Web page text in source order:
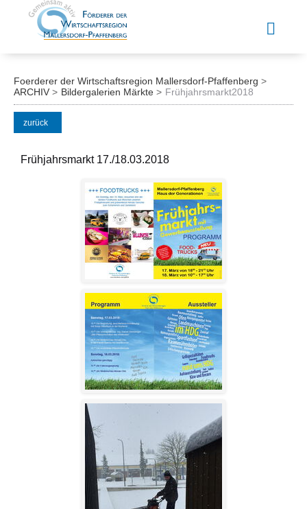
Foerderer der Wirtschaftsregion Mallersdorf-Pfaffenberg
ARCHIV
Bildergalerien Märkte Frühjahrsmarkt2018
zurück
Frühjahrsmarkt 17./18.03.2018